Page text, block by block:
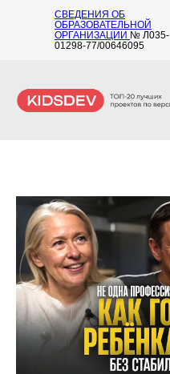
СВЕДЕНИЯ ОБ
ОБРАЗОВАТЕЛЬНОЙ
ОРГАНИЗАЦИИ № Л035-
01298-77/00646095